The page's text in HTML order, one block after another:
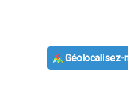
Géolocalisez-